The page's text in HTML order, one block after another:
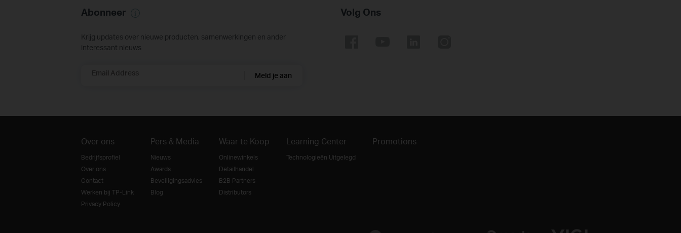
Abonneer
Krijg updates over nieuwe producten, samenwerkingen en ander
interessant nieuws
Email Address Meld je aan
Volg Ons
Over ons
Bedrijfsprofiel
Over ons
Contact
Werken bij TP-Link
Privacy Policy
Pers & Media
Nieuws
Awards
Beveiligingsadvies
Blog
Waar te Koop
Onlinewinkels
Detailhandel
B2B Partners
Distributors
Learning Center
Technologieën Uitgelegd
Promotions